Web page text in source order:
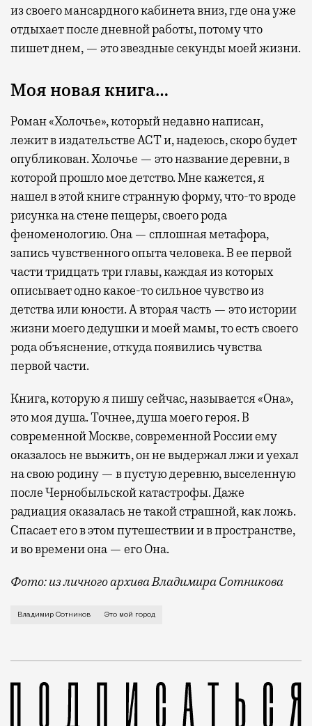
из своего мансардного кабинета вниз, где она уже
отдыхает после дневной работы, потому что
пишет днем, — это звездные секунды моей жизни.
Моя новая книга…
Роман «Холочье», который недавно написан,
лежит в издательстве АСТ и, надеюсь, скоро будет
опубликован. Холочье — это название деревни, в
которой прошло мое детство. Мне кажется, я
нашел в этой книге странную форму, что-то вроде
рисунка на стене пещеры, своего рода
феноменологию. Она — сплошная метафора,
запись чувственного опыта человека. В ее первой
части тридцать три главы, каждая из которых
описывает одно какое-то сильное чувство из
детства или юности. А вторая часть — это истории
жизни моего дедушки и моей мамы, то есть своего
рода объяснение, откуда появились чувства
первой части.
Книга, которую я пишу сейчас, называется «Она»,
это моя душа. Точнее, душа моего героя. В
современной Москве, современной России ему
оказалось не выжить, он не выдержал лжи и уехал
на свою родину — в пустую деревню, выселенную
после Чернобыльской катастрофы. Даже
радиация оказалась не такой страшной, как ложь.
Спасает его в этом путешествии и в пространстве,
и во времени она — его Она.
Фото: из личного архива Владимира Сотникова
О необходимости избирать законодательную,
Владимир Сотников Это мой город